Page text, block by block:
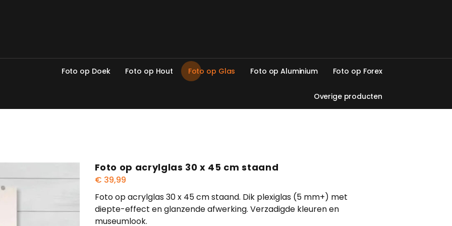
Foto op Doek Foto op Hout Foto op Glas Foto op Aluminium Foto op Forex
Overige producten
Foto op acrylglas 30 x 45 cm staand
€ 39,99
Foto op acrylglas 30 x 45 cm staand. Dik plexiglas (5 mm+) met
diepte-effect en glanzende afwerking. Verzadigde kleuren en
museumlook.